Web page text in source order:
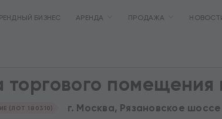
БИЗНЕС АРЕНДА ПРОДАЖА
(ЛОТ 180310) г. Москва, Рязановское шоссе